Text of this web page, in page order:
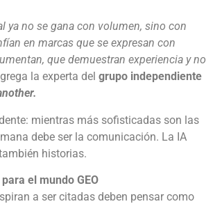
ya no se gana con volumen, sino con
en marcas que se expresan con
que demuestran experiencia y no
la experta del grupo independiente
mientras más sofisticadas son las
debe ser la comunicación. La IA
historias.
el mundo GEO
a ser citadas deben pensar como